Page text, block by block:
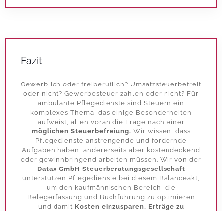
Fazit
Gewerblich oder freiberuflich? Umsatzsteuerbefreit
oder nicht? Gewerbesteuer zahlen oder nicht? Für
ambulante Pflegedienste sind Steuern ein
komplexes Thema, das einige Besonderheiten
aufweist, allen voran die Frage nach einer
möglichen Steuerbefreiung. Wir wissen, dass
Pflegedienste anstrengende und fordernde
Aufgaben haben, andererseits aber kostendeckend
oder gewinnbringend arbeiten müssen. Wir von der
Datax GmbH Steuerberatungsgesellschaft
unterstützen Pflegedienste bei diesem Balanceakt,
um den kaufmännischen Bereich, die
Belegerfassung und Buchführung zu optimieren
und damit Kosten einzusparen, Erträge zu